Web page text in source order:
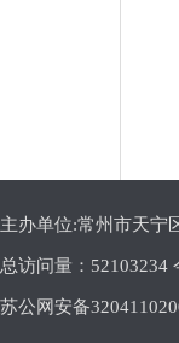
主办单位:常州市天宁
总访问量： 52103234
苏公网安备